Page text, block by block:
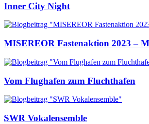
Inner City Night
MISEREOR Fastenaktion 2023 –
Vom Flughafen zum Fluchthafen
SWR Vokalensemble